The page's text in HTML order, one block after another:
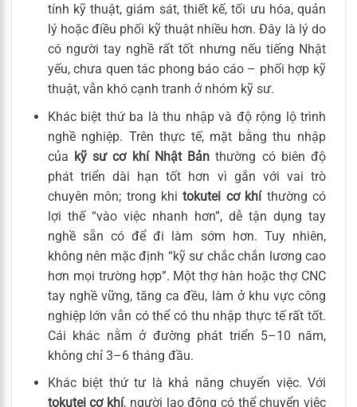
tính kỹ thuật, giám sát, thiết kế, tối ưu hóa, quản
lý hoặc điều phối kỹ thuật nhiều hơn. Đây là lý do
có người tay nghề rất tốt nhưng nếu tiếng Nhật
yếu, chưa quen tác phong báo cáo – phối hợp kỹ
thuật, vẫn khó cạnh tranh ở nhóm kỹ sư.
Khác biệt thứ ba là thu nhập và độ rộng lộ trình
nghề nghiệp. Trên thực tế, mặt bằng thu nhập
của kỹ sư cơ khí Nhật Bản thường có biên độ
phát triển dài hạn tốt hơn vì gắn với vai trò
chuyên môn; trong khitokutei cơ khíthường có
lợi thế “vào việc nhanh hơn”, dễ tận dụng tay
nghề sẵn có để đi làm sớm hơn. Tuy nhiên,
không nên mặc định “kỹ sư chắc chắn lương cao
hơn mọi trường hợp”. Một thợ hàn hoặc thợ CNC
tay nghề vững, tăng ca đều, làm ở khu vực công
nghiệp lớn vẫn có thể có thu nhập thực tế rất tốt.
Cái khác nằm ở đường phát triển 5–10 năm,
không chỉ 3–6 tháng đầu.
Khác biệt thứ tư là khả năng chuyển việc. Với
tokutei cơ khí, người lao động có thể chuyển việc